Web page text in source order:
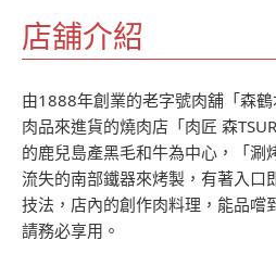
店舖介紹
由1888年創業的老字號肉舖「森
肉品來進貨的燒肉店「肉匠 森
的鹿兒島產黑毛和牛為中心，「涮
流失的南部鐵器來烤製，有著入口
技法，店內的創作肉料理，能品嚐
請務必享用。